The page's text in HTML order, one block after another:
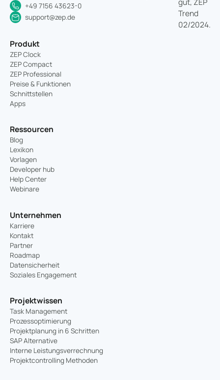
+49 7156 43623-0
support@zep.de
Produkt
ZEP Clock
ZEP Compact
ZEP Professional
Preise & Funktionen
Schnittstellen
Apps
Ressourcen
Blog
Lexikon
Vorlagen
Developer hub
Help Center
Webinare
Unternehmen
Karriere
Kontakt
Partner
Roadmap
Datensicherheit
Soziales Engagement
Projektwissen
Task Management
Prozessoptimierung
Projektplanung in 6 Schritten
SAP Alternative
Interne Leistungsverrechnung
Projektcontrolling Methoden